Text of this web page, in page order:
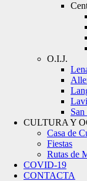
O.I.J.
CULTURA Y
Casa de
Fiestas
Rutas de
COVID-19
CONTACTA